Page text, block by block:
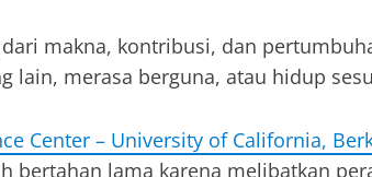
makna, kontribusi, dan
lain, merasa berguna, atau hidup
Center – University of California,
bertahan lama karena melibatkan